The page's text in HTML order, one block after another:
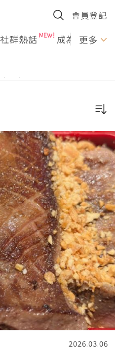
會員登記
社群熱話 成為U更多
2026.03.06